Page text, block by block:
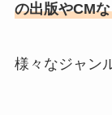
の出版やCM
様々なジャン